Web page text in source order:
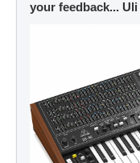
your feedback... Uli